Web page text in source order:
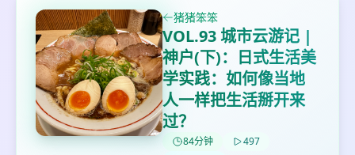
猪猪笨笨
VOL.93 城市云游记 |
神户(下)：日式生活美
学实践：如何像当地
人一样把生活掰开来
过？
84分钟
497
打分
鼠标下留人
删除确认
取消 确认删除
加入播单
创建